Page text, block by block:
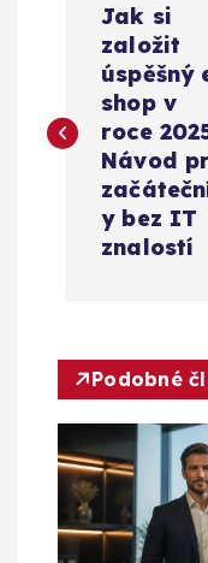
v
c
e
p
r
Jak si
založit
úspěšný
shop v
roce
Návod
y bez IT
znalostí
Podobné